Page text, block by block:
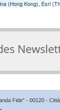
(Hong Kong), Esri
Fide” - 00120 -